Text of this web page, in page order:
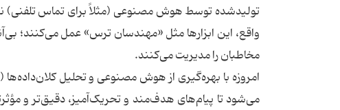
تولیدشده توسط هوش مصنوعی (مثلاً برای تماس تلفنی)
واقع، این ابزارها مثل «مهندسان ترس» عمل می‌کنند؛
مخاطبان را مدیریت می‌کنند.
می‌شود تا پیام‌های هدف‌مند و تحریک‌آمیز، دقیق‌تر و